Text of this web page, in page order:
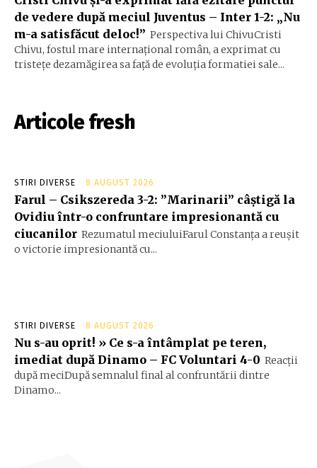
de vedere după meciul Juventus – Inter 1-2: „Nu
m-a satisfăcut deloc!” Perspectiva lui ChivuCristi
Chivu, fostul mare internațional român, a exprimat cu
tristețe dezamăgirea sa față de evoluția formatiei sale...
Articole fresh
STIRI DIVERSE 8 AUGUST 2026
Farul – Csikszereda 3-2: ”Marinarii” câștigă la
Ovidiu într-o confruntare impresionantă cu
ciucanilor Rezumatul meciuluiFarul Constanța a reușit
o victorie impresionantă cu...
STIRI DIVERSE 8 AUGUST 2026
Nu s-au oprit! » Ce s-a întâmplat pe teren,
imediat după Dinamo – FC Voluntari 4-0 Reacții
după meciDupă semnalul final al confruntării dintre
Dinamo...